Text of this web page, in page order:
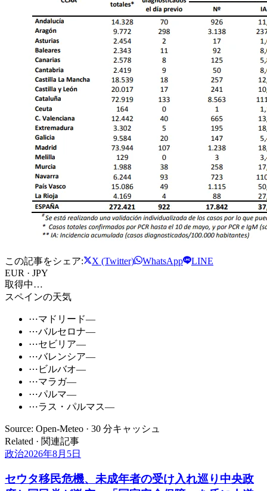
この記事をシェア: X (Twitter) WhatsApp
LINE
EUR · JPY
取得中…
スペインの天気
⋯マドリード—
⋯バルセロナ—
⋯セビリア—
⋯バレンシア—
⋯ ビルバオ—
⋯マラガ—
⋯パルマ—
⋯ラス・パルマス—
Source: Open-Meteo · 30 分キャッシュ
Related · 関連記事
政治2026年8月5日
セウタ移民危機、未成年者の受け入れ巡り中央政